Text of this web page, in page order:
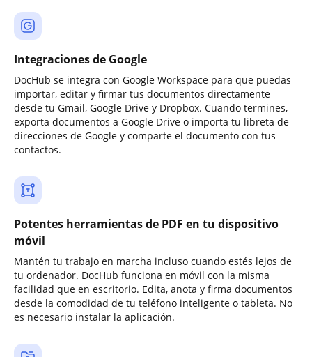
Integraciones de Google
DocHub se integra con Google Workspace para que puedas
importar, editar y firmar tus documentos directamente
desde tu Gmail, Google Drive y Dropbox. Cuando termines,
exporta documentos a Google Drive o importa tu libreta de
direcciones de Google y comparte el documento con tus
contactos.
Potentes herramientas de PDF en tu dispositivo
móvil
Mantén tu trabajo en marcha incluso cuando estés lejos de
tu ordenador. DocHub funciona en móvil con la misma
facilidad que en escritorio. Edita, anota y firma documentos
desde la comodidad de tu teléfono inteligente o tableta. No
es necesario instalar la aplicación.